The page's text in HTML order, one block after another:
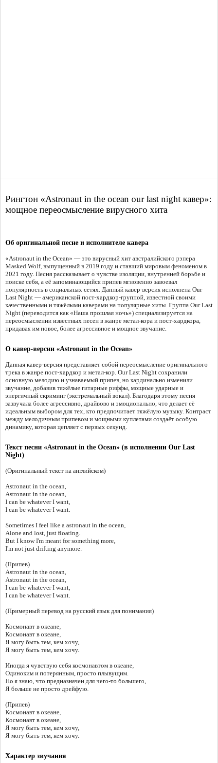
Рингтон «Astronaut in the ocean our last night кавер»:
мощное переосмысление вирусного хита
Об оригинальной песне и исполнителе кавера
«Astronaut in the Ocean» — это вирусный хит австралийского рэпера
Masked Wolf, выпущенный в 2019 году и ставший мировым феноменом в
2021 году. Песня рассказывает о чувстве изоляции, внутренней борьбе и
поиске себя, а её запоминающийся припев мгновенно завоевал
популярность в социальных сетях. Данный кавер-версия исполнена Our
Last Night — американской пост-хардкор-группой, известной своими
качественными и тяжёлыми каверами на популярные хиты. Группа Our Last
Night (переводится как «Наша прошлая ночь») специализируется на
переосмыслении известных песен в жанре метал-кора и пост-хардкора,
придавая им новое, более агрессивное и мощное звучание.
О кавер-версии «Astronaut in the Ocean»
Данная кавер-версия представляет собой переосмысление оригинального
трека в жанре пост-хардкор и метал-кор. Our Last Night сохранили
основную мелодию и узнаваемый припев, но кардинально изменили
звучание, добавив тяжёлые гитарные риффы, мощные ударные и
энергичный скриминг (экстремальный вокал). Благодаря этому песня
зазвучала более агрессивно, драйвово и эмоционально, что делает её
идеальным выбором для тех, кто предпочитает тяжёлую музыку. Контраст
между мелодичным припевом и мощными куплетами создаёт особую
динамику, которая цепляет с первых секунд.
Текст песни «Astronaut in the Ocean» (в исполнении Our Last
Night)
(Оригинальный текст на английском)
Astronaut in the ocean,
Astronaut in the ocean,
I can be whatever I want,
I can be whatever I want.
Sometimes I feel like a astronaut in the ocean,
Alone and lost, just floating.
But I know I'm meant for something more,
I'm not just drifting anymore.
(Припев)
Astronaut in the ocean,
Astronaut in the ocean,
I can be whatever I want,
I can be whatever I want.
(Примерный перевод на русский язык для понимания)
Космонавт в океане,
Космонавт в океане,
Я могу быть тем, кем хочу,
Я могу быть тем, кем хочу.
Иногда я чувствую себя космонавтом в океане,
Одиноким и потерянным, просто плывущим.
Но я знаю, что предназначен для чего-то большего,
Я больше не просто дрейфую.
(Припев)
Космонавт в океане,
Космонавт в океане,
Я могу быть тем, кем хочу,
Я могу быть тем, кем хочу.
Характер звучания